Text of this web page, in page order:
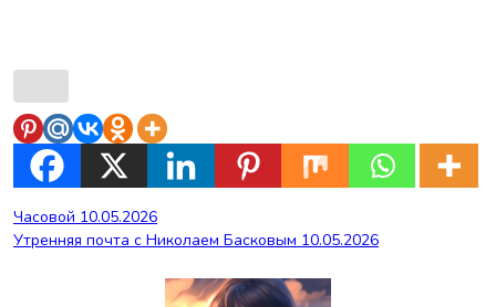
Навигация
по
Часовой 10.05.2026
Утренняя почта с Николаем Басковым 10.05.2026